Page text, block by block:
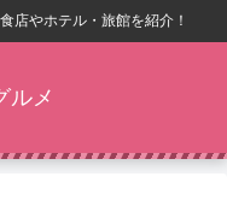
店やホテル・旅館を紹介！
ルメ